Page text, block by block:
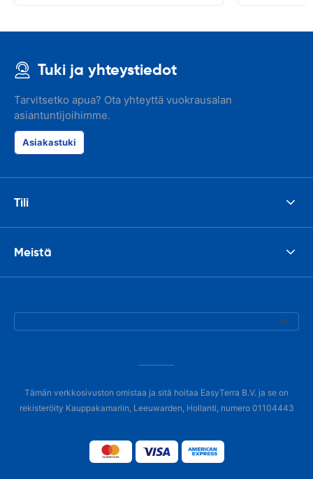
Tuki ja yhteystiedot
Tarvitsetko apua? Ota yhteyttä vuokrausalan
asiantuntijoihimme.
Asiakastuki
Tili
Meistä
Tämän verkkosivuston omistaa ja sitä hoitaa EasyTerra B.V. ja se on
rekisteröity Kauppakamariin, Leeuwarden, Hollanti, numero 01104443